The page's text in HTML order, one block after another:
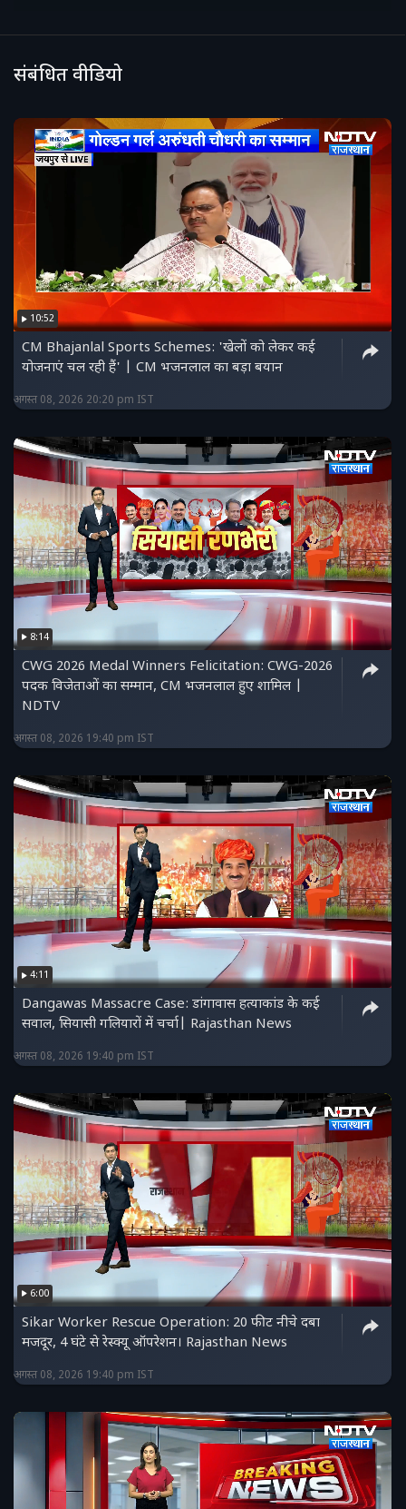
संबंधित वीडियो
10:52
CM Bhajanlal Sports Schemes: 'खेलों को लेकर कई
योजनाएं चल रही हैं' | CM भजनलाल का बड़ा बयान
अगस्त 08, 2026 20:20 pm IST
8:14
CWG 2026 Medal Winners Felicitation: CWG-2026
पदक विजेताओं का सम्मान, CM भजनलाल हुए शामिल |
NDTV
अगस्त 08, 2026 19:40 pm IST
4:11
Dangawas Massacre Case: डांगावास हत्याकांड के कई
सवाल, सियासी गलियारों में चर्चा| Rajasthan News
अगस्त 08, 2026 19:40 pm IST
6:00
Sikar Worker Rescue Operation: 20 फीट नीचे दबा
मजदूर, 4 घंटे से रेस्क्यू ऑपरेशन। Rajasthan News
अगस्त 08, 2026 19:40 pm IST